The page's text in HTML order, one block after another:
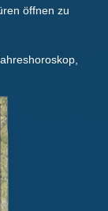
öffnen zu